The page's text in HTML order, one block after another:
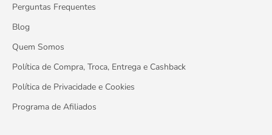
Perguntas Frequentes
Blog
Quem Somos
Política de Compra, Troca, Entrega e Cashback
Política de Privacidade e Cookies
Programa de Afiliados